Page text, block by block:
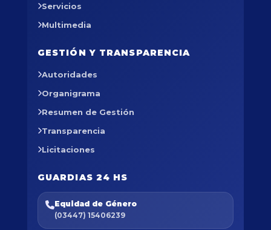
Servicios
Multimedia
GESTIÓN Y TRANSPARENCIA
Autoridades
Organigrama
Resumen de Gestión
Transparencia
Licitaciones
GUARDIAS 24 HS
Equidad de Género
(03447) 15406239